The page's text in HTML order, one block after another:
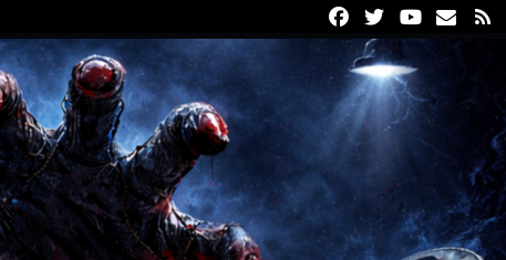
FacebookTwitterYoutube
Email